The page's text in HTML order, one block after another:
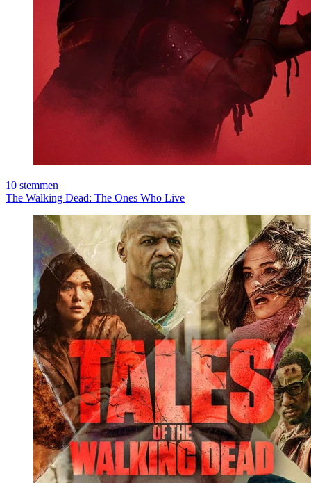
10 stemmen
The Walking Dead: The Ones Who Live